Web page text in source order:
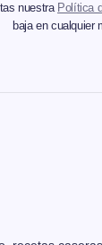
nuestra Política
baja en cualquier